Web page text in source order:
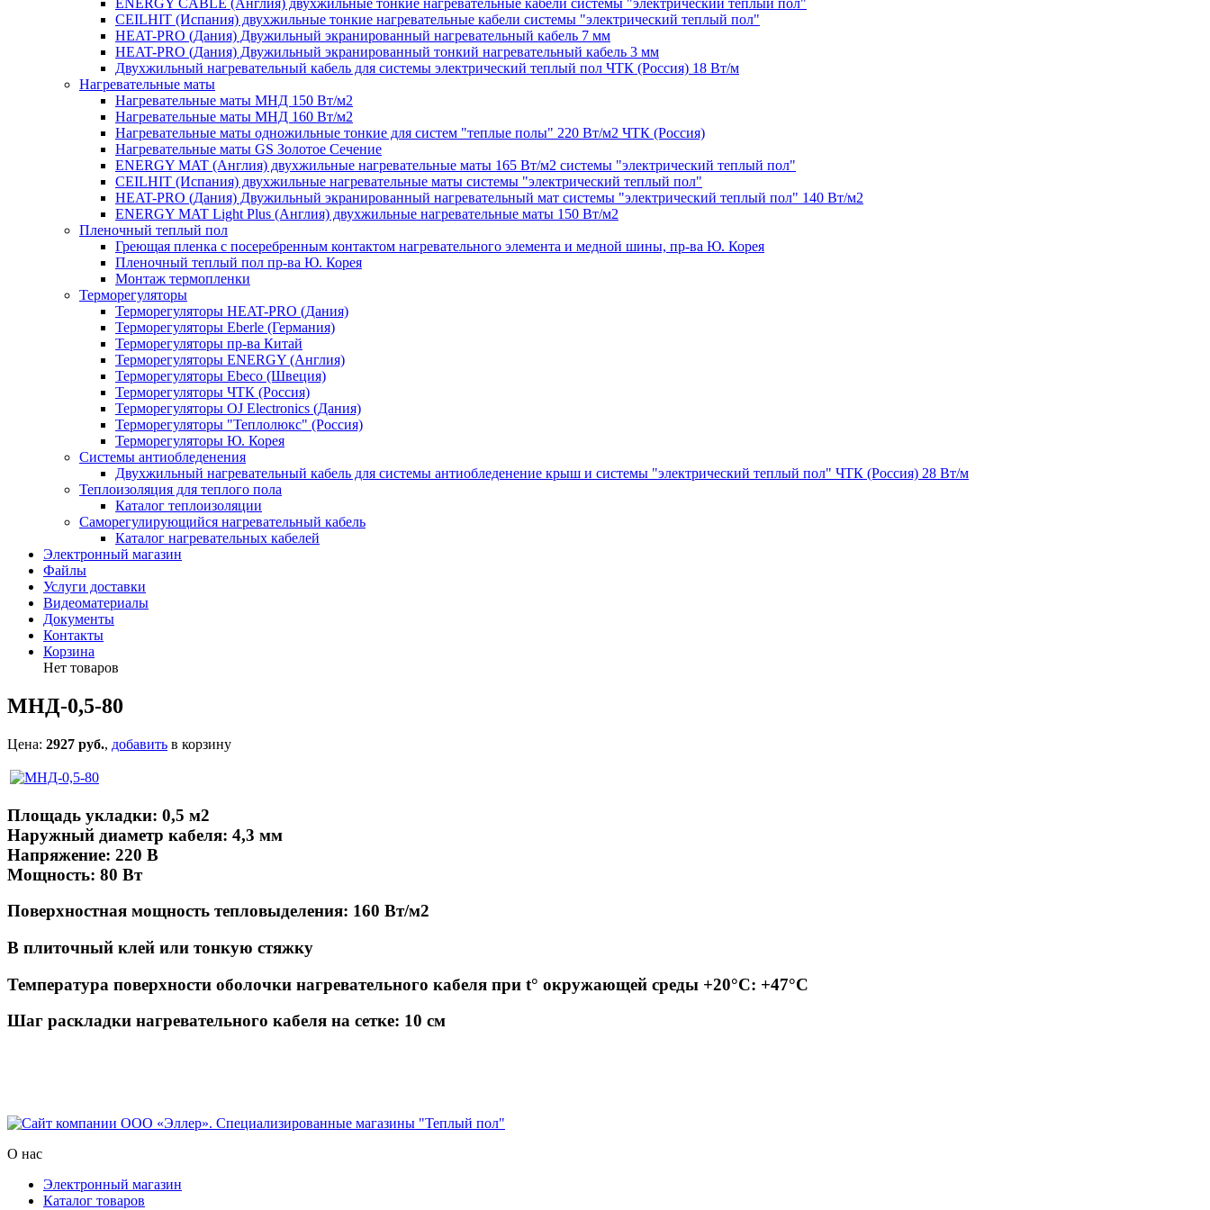
ENERGY CABLE (Англия) двухжильные тонкие нагревательные кабели системы "электрический теплый пол"
CEILHIT (Испания) двухжильные тонкие нагревательные кабели системы "электрический теплый пол"
HEAT-PRO (Дания) Двужильный экранированный нагревательный кабель 7 мм
HEAT-PRO (Дания) Двужильный экранированный тонкий нагревательный кабель 3 мм
Двухжильный нагревательный кабель для системы электрический теплый пол ЧТК (Россия) 18 Вт/м
Нагревательные маты
Нагревательные маты МНД 150 Вт/м2
Нагревательные маты МНД 160 Вт/м2
Нагревательные маты одножильные тонкие для систем "теплые полы" 220 Вт/м2 ЧТК (Россия)
Нагревательные маты GS Золотое Сечение
ENERGY MAT (Англия) двухжильные нагревательные маты 165 Вт/м2 системы "электрический теплый пол"
CEILHIT (Испания) двухжильные нагревательные маты системы "электрический теплый пол"
HEAT-PRO (Дания) Двужильный экранированный нагревательный мат системы "электрический теплый пол" 140 Вт/м2
ENERGY MAT Light Plus (Англия) двухжильные нагревательные маты 150 Вт/м2
Пленочный теплый пол
Греющая пленка c посеребренным контактом нагревательного элемента и медной шины, пр-ва Ю. Корея
Пленочный теплый пол пр-ва Ю. Корея
Монтаж термопленки
Терморегуляторы
Терморегуляторы HEAT-PRO (Дания)
Терморегуляторы Eberle (Германия)
Терморегуляторы пр-ва Китай
Терморегуляторы ENERGY (Англия)
Терморегуляторы Ebeco (Швеция)
Терморегуляторы ЧТК (Россия)
Терморегуляторы OJ Electronics (Дания)
Терморегуляторы "Теплолюкс" (Россия)
Терморегуляторы Ю. Корея
Системы антиобледенения
Двухжильный нагревательный кабель для системы антиобледенение крыш и системы "электрический теплый пол" ЧТК (Россия) 28 Вт/м
Теплоизоляция для теплого пола
Каталог теплоизоляции
Саморегулирующийся нагревательный кабель
Каталог нагревательных кабелей
Электронный магазин
Файлы
Услуги доставки
Видеоматериалы
Документы
Контакты
Корзина
Нет товаров
МНД-0,5-80
Цена: 2927 руб., добавить в корзину
Площадь укладки: 0,5 м2
Наружный диаметр кабеля: 4,3 мм
Напряжение: 220 В
Мощность: 80 Вт
Поверхностная мощность тепловыделения: 160 Вт/м2
В плиточный клей или тонкую стяжку
Температура поверхности оболочки нагревательного кабеля при t° окружающей среды +20°С: +47°С
Шаг раскладки нагревательного кабеля на сетке: 10 см
О нас
Электронный магазин
Каталог товаров